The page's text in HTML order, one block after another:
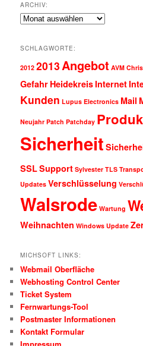
ARCHIV:
Archiv:
SCHLAGWORTE:
2012 2013 Angebot AVM
Gefahr Heidekreis Internet
Kunden Lupus Electronics Mail
Neujahr Patch Patchday
Sicherheit
SSLSupport Sylvester TLS
Updates Verschlüsselung
Walsrode Wartung
Weihnachten Windows Update
MICHSOFT LINKS:
Webmail Oberfläche
Webhosting Control Center
Ticket System
Fernwartungs-Tool
Postmaster Informationen
Kontakt Formular